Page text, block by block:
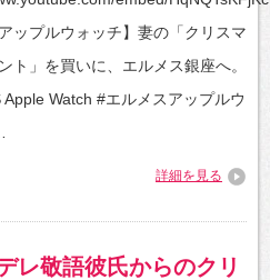
ップルウォッチ】妻の「クリスマ
ト」を買いに、エルメス銀座へ。
Apple Watch #エルメスアップルウ
詳細を見る
レ敬語彼氏からのクリ